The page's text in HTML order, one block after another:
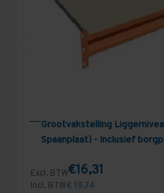
Grootvakstelling
Spaanplaat) - Inclusief
Excl. BTW€16,31
Incl. BTW€ 19,74